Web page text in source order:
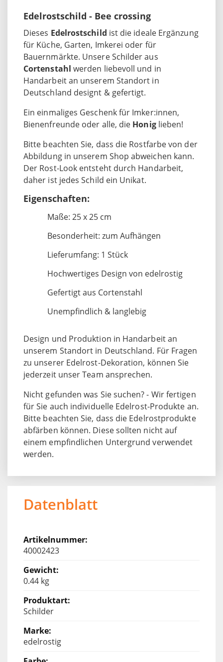
Edelrostschild - Bee crossing
Dieses Edelrostschild ist die ideale Ergänzung
für Küche, Garten, Imkerei oder für
Bauernmärkte. Unsere Schilder aus
Cortenstahl werden liebevoll und in
Handarbeit an unserem Standort in
Deutschland designt & gefertigt.
Ein einmaliges Geschenk für Imker:innen,
Bienenfreunde oder alle, die Honiglieben!
Bitte beachten Sie, dass die Rostfarbe von der
Abbildung in unserem Shop abweichen kann.
Der Rost-Look entsteht durch Handarbeit,
daher ist jedes Schild ein Unikat.
Eigenschaften:
Maße: 25 x 25 cm
Besonderheit: zum Aufhängen
Lieferumfang: 1 Stück
Hochwertiges Design von edelrostig
Gefertigt aus Cortenstahl
Unempfindlich & langlebig
Design und Produktion in Handarbeit an
unserem Standort in Deutschland. Für Fragen
zu unserer Edelrost-Dekoration, können Sie
jederzeit unser Team ansprechen.
Nicht gefunden was Sie suchen? - Wir fertigen
für Sie auch individuelle Edelrost-Produkte an.
Bitte beachten Sie, dass die Edelrostprodukte
abfärben können. Diese sollten nicht auf
einem empfindlichen Untergrund verwendet
werden.
Datenblatt
40002423
0.44 kg
Schilder
edelrostig